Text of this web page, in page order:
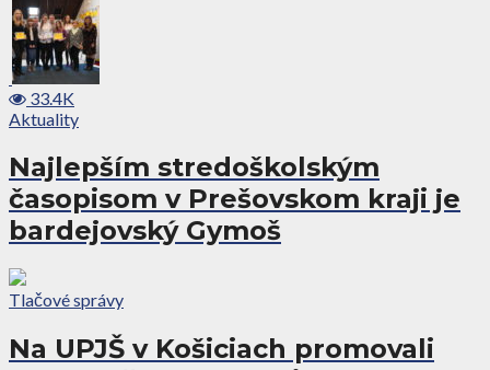
33.4K
Aktuality
Najlepším stredoškolským
časopisom v Prešovskom kraji je
bardejovský Gymoš
Tlačové správy
Na UPJŠ v Košiciach promovali